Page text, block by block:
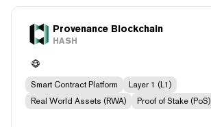
Provenance Blockchain
HASH
Smart Contract Platform
Layer 1 (L1)
Real World Assets (RWA)
Proof of Stake (PoS)